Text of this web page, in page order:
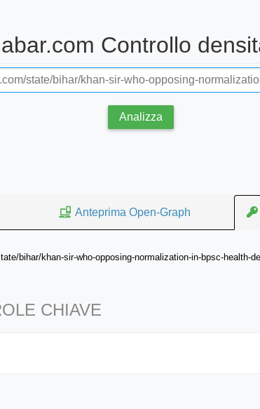
Controllo
Analizza
Anteprima Open-Graph
bihar/khan-sir-who-opposing-normalization-in-bpsc-health-
CHIAVE